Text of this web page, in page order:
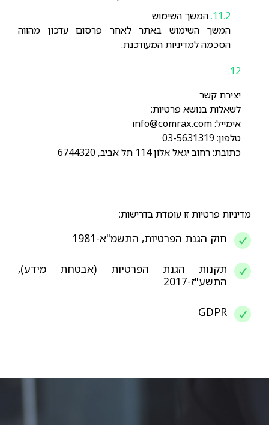
המשך השימוש
המשך השימוש באתר לאחר פרסום עדכון מהווה
הסכמה למדיניות המעודכנת.
יצירת קשר
לשאלות בנושא פרטיות:
אימייל: info@comrax.com
טלפון: 03-5631319
כתובת: רחוב יגאל אלון 114 תל אביב, 6744320
מדיניות פרטיות זו עומדת בדרישות:
חוק הגנת הפרטיות, התשמ"א-1981
תקנות הגנת הפרטיות (אבטחת מידע),
התשע"ז-2017
GDPR